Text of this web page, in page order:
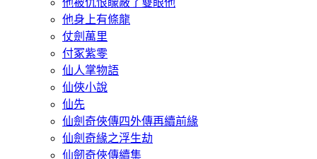
他身上有條龍
仗劍萬里
付冢紫零
仙人掌物語
仙俠小說
仙先
仙劍奇俠傳四外傳再續前緣
仙劍奇緣之浮生劫
仙劒奇俠傳續集